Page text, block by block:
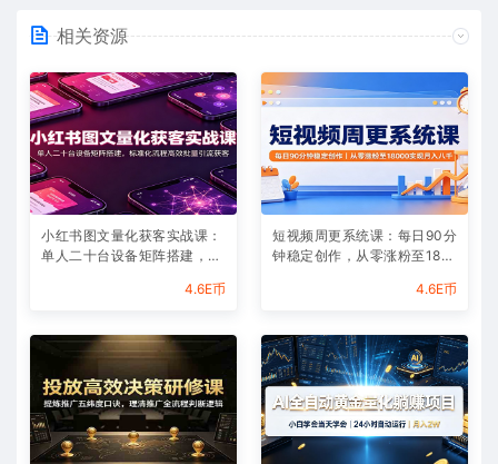
相关资源
小红书图文量化获客实战课：
单人二十台设备矩阵搭建，标
4.6E币
短视频周更系统课：每日90分
钟稳定创作，从零涨粉至180
4.6E币